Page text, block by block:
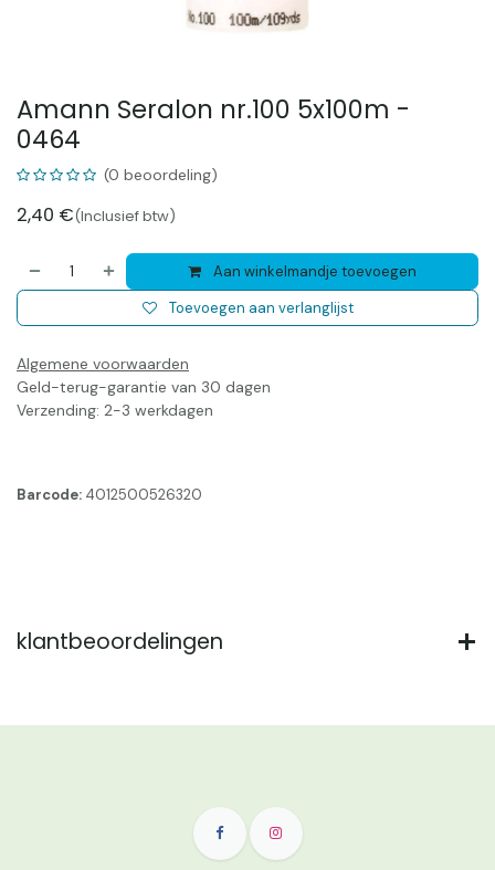
Amann Seralon nr.100 5x100m -
0464
(0 beoordeling)
2,40 €(Inclusief btw)
Aan winkelmandje toevoegen
Toevoegen aan verlanglijst
Algemene voorwaarden
Geld-terug-garantie van 30 dagen
Verzending: 2-3 werkdagen
Barcode: 4012500526320
klantbeoordelingen